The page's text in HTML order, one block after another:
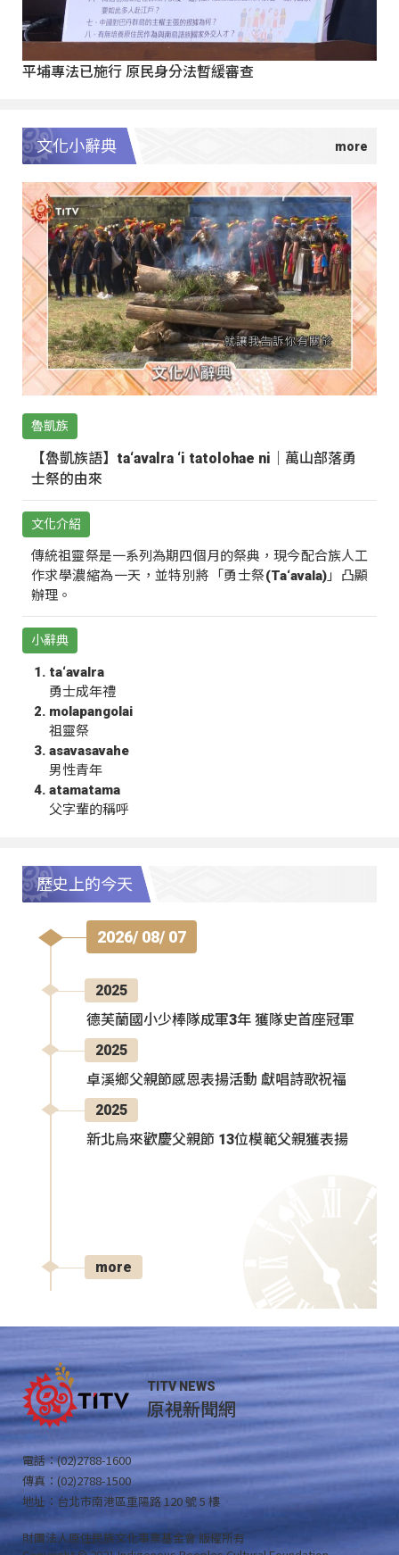
平埔專法已施行 原民身分法暫緩審查
文化小辭典
魯凱族
【魯凱族語】ta‘avalra ‘i tatolohae ni｜萬山部落勇
士祭的由來
文化介紹
傳統祖靈祭是一系列為期四個月的祭典，現今配合族人工
作求學濃縮為一天，並特別將「勇士祭(Ta‘avala)」凸顯
辦理。
小辭典
ta‘avalra
勇士成年禮
molapangolai
祖靈祭
asavasavahe
男性青年
atamatama
父字輩的稱呼
歷史上的今天
2026/ 08/ 07
2025
德芙蘭國小少棒隊成軍3年 獲隊史首座冠軍
2025
卓溪鄉父親節感恩表揚活動 獻唱詩歌祝福
2025
新北烏來歡慶父親節 13位模範父親獲表揚
more
TITV NEWS
原視新聞網
電話：(02)2788-1600
傳真：(02)2788-1500
地址：台北市南港區重陽路 120 號 5 樓
財團法人原住民族文化事業基金會 版權所有